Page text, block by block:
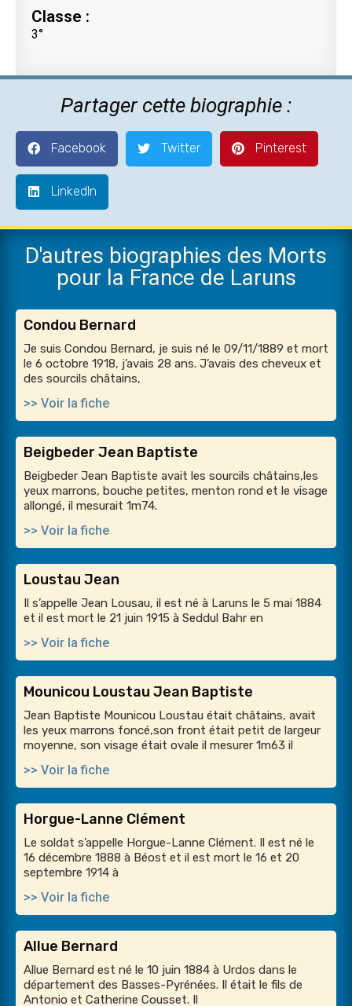
Classe :
3°
Partager cette biographie :
Facebook Twitter Pinterest
LinkedIn
D'autres biographies des Morts
pour la France de Laruns
Condou Bernard
Je suis Condou Bernard, je suis né le 09/11/1889 et mort
le 6 octobre 1918, j’avais 28 ans. J’avais des cheveux et
des sourcils châtains,
>> Voir la fiche
Beigbeder Jean Baptiste
Beigbeder Jean Baptiste avait les sourcils châtains,les
yeux marrons, bouche petites, menton rond et le visage
allongé, il mesurait 1m74.
>> Voir la fiche
Loustau Jean
Il s’appelle Jean Lousau, il est né à Laruns le 5 mai 1884
et il est mort le 21 juin 1915 à Seddul Bahr en
>> Voir la fiche
Mounicou Loustau Jean Baptiste
Jean Baptiste Mounicou Loustau était châtains, avait
les yeux marrons foncé,son front était petit de largeur
moyenne, son visage était ovale il mesurer 1m63 il
>> Voir la fiche
Horgue-Lanne Clément
Le soldat s’appelle Horgue-Lanne Clément. Il est né le
16 décembre 1888 à Béost et il est mort le 16 et 20
septembre 1914 à
>> Voir la fiche
Allue Bernard
Allue Bernard est né le 10 juin 1884 à Urdos dans le
département des Basses-Pyrénées. Il était le fils de
Antonio et Catherine Cousset. Il